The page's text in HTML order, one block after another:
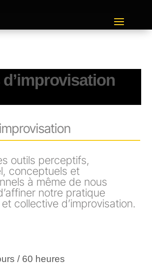
outils perceptifs,
conceptuels et
à même de nous
notre pratique
collective d’improvisation.
/ 60 heures